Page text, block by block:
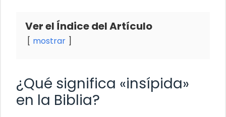
Ver el Índice del Artículo
mostrar
¿Qué significa «insípida»
en la Biblia?